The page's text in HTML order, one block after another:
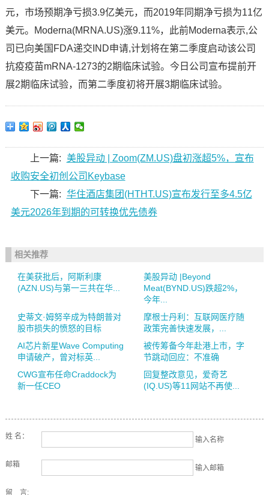
元，市场预期净亏损3.9亿美元，而2019年同期净亏损为11亿
美元。Moderna(MRNA.US)涨9.11%，此前Moderna表示,公
司已向美国FDA递交IND申请,计划将在第二季度启动该公司
抗疫疫苗mRNA-1273的2期临床试验。今日公司宣布提前开
展2期临床试验，而第二季度初将开展3期临床试验。
上一篇: 美股异动 | Zoom(ZM.US)盘初涨超5%，宣布
收购安全初创公司Keybase
下一篇: 华住酒店集团(HTHT.US)宣布发行至多4.5亿
美元2026年到期的可转换优先债券
相关推荐
在美获批后，阿斯利康
(AZN.US)与第一三共在华...
美股异动 |Beyond
Meat(BYND.US)跌超2%，
今年...
史蒂文·姆努辛成为特朗普对
股市损失的愤怒的目标
摩根士丹利：互联网医疗随
政策完善快速发展，...
AI芯片新星Wave Computing
申请破产，曾对标英...
被传筹备今年赴港上市，字
节跳动回应：不准确
CWG宣布任命Craddock为
新一任CEO
回复整改意见，爱奇艺
(IQ.US)等11网站不再使...
姓 名： 输入名称
邮箱 输入邮箱
留 言: